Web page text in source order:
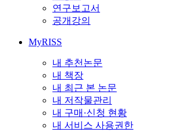
연구보고서
공개강의
MyRISS
내 추천논문
내 책장
내 최근 본 논문
내 저작물관리
내 구매·신청 현황
내 서비스 사용권한